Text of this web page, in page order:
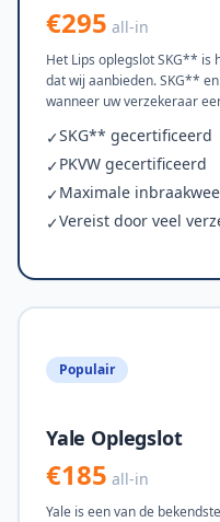
€295 all-in
Het Lips oplegslot SKG**
dat wij aanbieden. SKG**
wanneer uw verzekeraar
✓SKG** gecertificeerd
✓PKVW gecertificeerd
✓Maximale
✓Vereist door veel
Populair
Yale Oplegslot
€185 all-in
Yale is een van de